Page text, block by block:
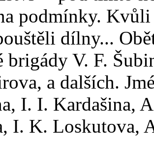
podmínky.
dílny...
brigády V. F.
a dalších.
I. I. Kardašina,
I. K. Loskutova,